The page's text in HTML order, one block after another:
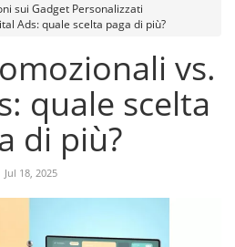
sui Gadget Personalizzati
Ads: quale scelta paga di più?
vs.
quale scelta
di più?
Jul 18, 2025